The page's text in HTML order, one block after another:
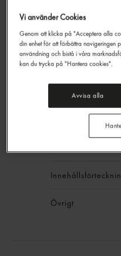
Citrus
Jmf.pris :
EAN:
Övrigt
Vi använder Cookies
Genom att klicka på "Acceptera alla
din enhet för att förbättra navigeringen
användning och bistå i våra
kan du trycka på "Hantera cookies".
Avvisa alla